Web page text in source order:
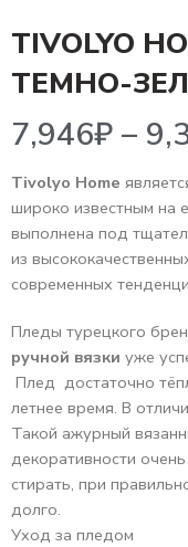
TIVOLYO
ТЕМНО-
7,946₽–
Tivolyo Home
широко известным на
выполнена под
из
современных
Пледы турецкого
ручной вязки уже
Плед достаточно
летнее время. В
Такой ажурный
декоративности
стирать, при
долго.
Уход за пледом